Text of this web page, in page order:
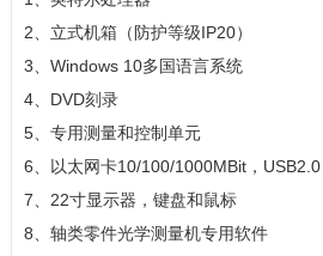
2、立式机箱（防护等级IP20）
3、Windows 10多国语言系统
4、DVD刻录
5、专用测量和控制单元
6、以太网卡10/100/1000MBit，
7、22寸显示器，键盘和鼠标
8、轴类零件光学测量机专用软件